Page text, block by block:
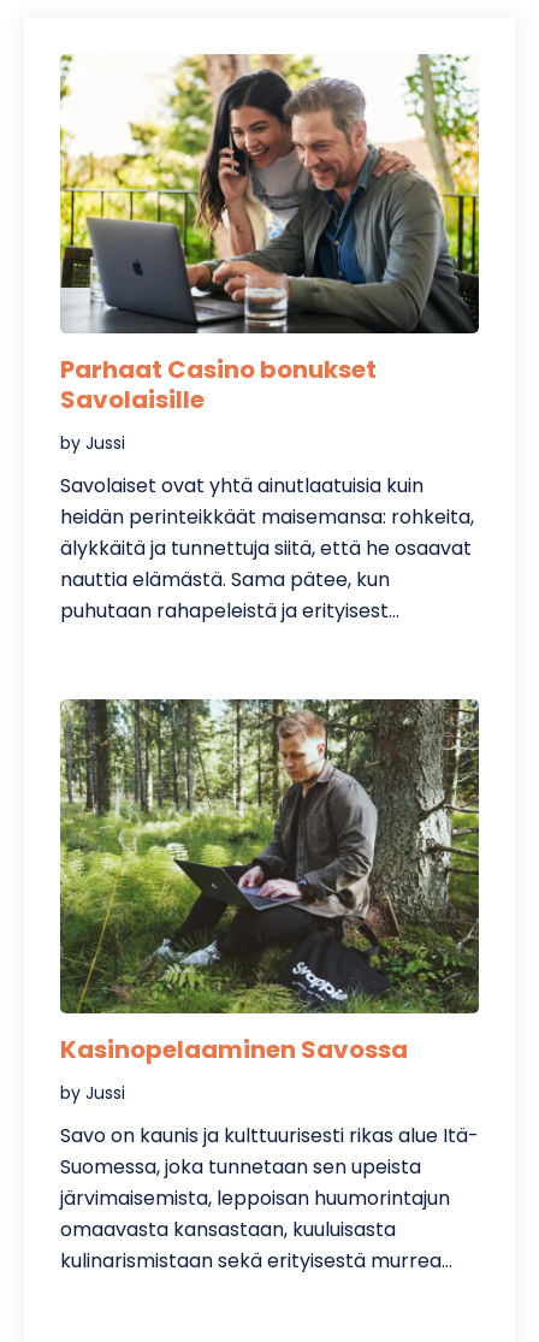
Parhaat Casino bonukset
Savolaisille
by Jussi
Savolaiset ovat yhtä ainutlaatuisia kuin
heidän perinteikkäät maisemansa: rohkeita,
älykkäitä ja tunnettuja siitä, että he osaavat
nauttia elämästä. Sama pätee, kun
puhutaan rahapeleistä ja erityisest…
Kasinopelaaminen Savossa
by Jussi
Savo on kaunis ja kulttuurisesti rikas alue Itä-
Suomessa, joka tunnetaan sen upeista
järvimaisemista, leppoisan huumorintajun
omaavasta kansastaan, kuuluisasta
kulinarismistaan sekä erityisestä murrea…